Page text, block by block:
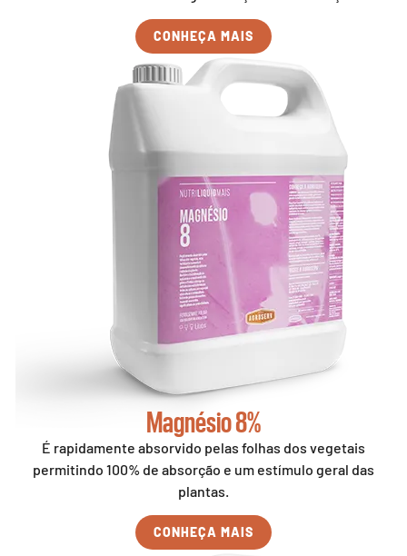
CONHEÇA MAIS
Magnésio 8%
É rapidamente absorvido pelas folhas dos vegetais
permitindo 100% de absorção e um estímulo geral das
plantas.
CONHEÇA MAIS